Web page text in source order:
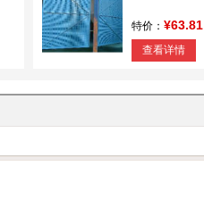
特价： ¥63.81
查看详情